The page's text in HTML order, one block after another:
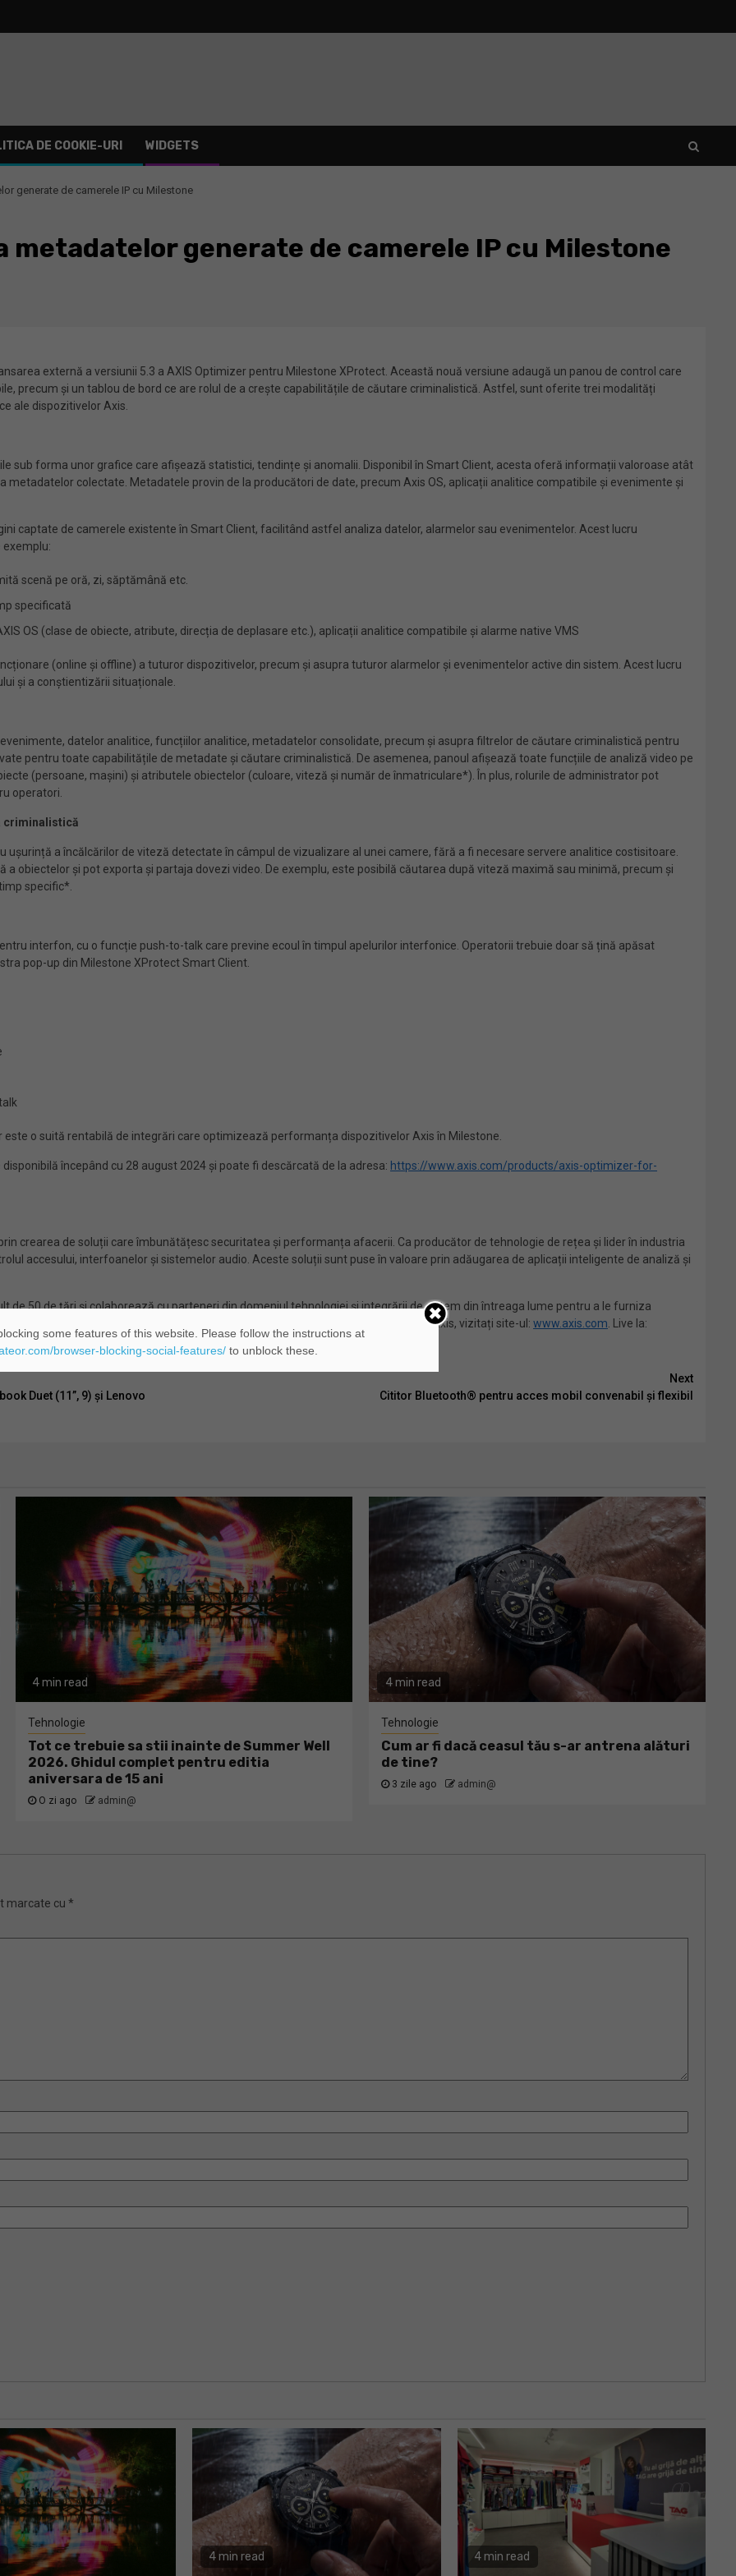
DE COOKIE-URI WIDGETS
generate de camerele IP cu Milestone
metadatelor generate de camerele IP cu Milestone
externă a versiunii 5.3 a AXIS Optimizer pentru Milestone XProtect. Această nouă versiune adaugă un panou de control care
precum și un tablou de bord ce are rolul de a crește capabilitățile de căutare criminalistică. Astfel, sunt oferite trei modalități
ale dispozitivelor Axis.
sub forma unor grafice care afișează statistici, tendințe și anomalii. Disponibil în Smart Client, acesta oferă informații valoroase atât
colectate. Metadatele provin de la producători de date, precum Axis OS, aplicații analitice compatibile și evenimente și
captate de camerele existente în Smart Client, facilitând astfel analiza datelor, alarmelor sau evenimentelor. Acest lucru
scenă pe oră, zi, săptămână etc.
specificată
OS (clase de obiecte, atribute, direcția de deplasare etc.), aplicații analitice compatibile și alarme native VMS
(online și offline) a tuturor dispozitivelor, precum și asupra tuturor alarmelor și evenimentelor active din sistem. Acest lucru
și a conștientizării situaționale.
datelor analitice, funcțiilor analitice, metadatelor consolidate, precum și asupra filtrelor de căutare criminalistică pentru
pentru toate capabilitățile de metadate și căutare criminalistică. De asemenea, panoul afișează toate funcțiile de analiză video pe
(persoane, mașini) și atributele obiectelor (culoare, viteză și număr de înmatriculare*). În plus, rolurile de administrator pot
operatori.
criminalistică
a încălcărilor de viteză detectate în câmpul de vizualizare al unei camere, fără a fi necesare servere analitice costisitoare.
obiectelor și pot exporta și partaja dovezi video. De exemplu, este posibilă căutarea după viteză maximă sau minimă, precum și
specific*.
interfon, cu o funcție push-to-talk care previne ecoul în timpul apelurilor interfonice. Operatorii trebuie doar să țină apăsat
pop-up din Milestone XProtect Smart Client.
o suită rentabilă de integrări care optimizează performanța dispozitivelor Axis în Milestone.
începând cu 28 august 2024 și poate fi descărcată de la adresa: https://www.axis.com/products/axis-optimizer-for-
crearea de soluții care îmbunătățesc securitatea și performanța afacerii. Ca producător de tehnologie de rețea și lider în industria
accesului, interfoanelor și sistemelor audio. Aceste soluții sunt puse în valoare prin adăugarea de aplicații inteligente de analiză și
de 50 de țări și colaborează cu parteneri din domeniul tehnologiei și integrării de sistem din întreaga lume pentru a le furniza
în anul 1984 și are sediul în orașul Lund. Pentru mai multe informații despre Axis, vizitați site-ul: www.axis.com . Live la:
Duet (11”, 9) și Lenovo
Next
Cititor Bluetooth® pentru acces mobil convenabil și flexibil
4 min read
Tehnologie
Tot ce trebuie sa stii inainte de Summer Well
2026. Ghidul complet pentru editia
aniversara de 15 ani
O zi ago admin@
4 min read
Tehnologie
Cum ar fi dacă ceasul tău s-ar antrena alături
de tine?
3 zile ago admin@
marcate cu *
4 min read 4 min read
some features of this website. Please follow the instructions at
browser-blocking-social-features/to unblock these.